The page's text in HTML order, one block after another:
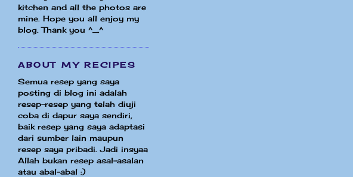
kitchen and all the photos are
mine. Hope you all enjoy my
blog. Thank you ^_^
ABOUT MY RECIPES
Semua resep yang saya
posting di blog ini adalah
resep-resep yang telah diuji
coba di dapur saya sendiri,
baik resep yang saya adaptasi
dari sumber lain maupun
resep saya pribadi. Jadi insyaa
Allah bukan resep asal-asalan
atau abal-abal :)